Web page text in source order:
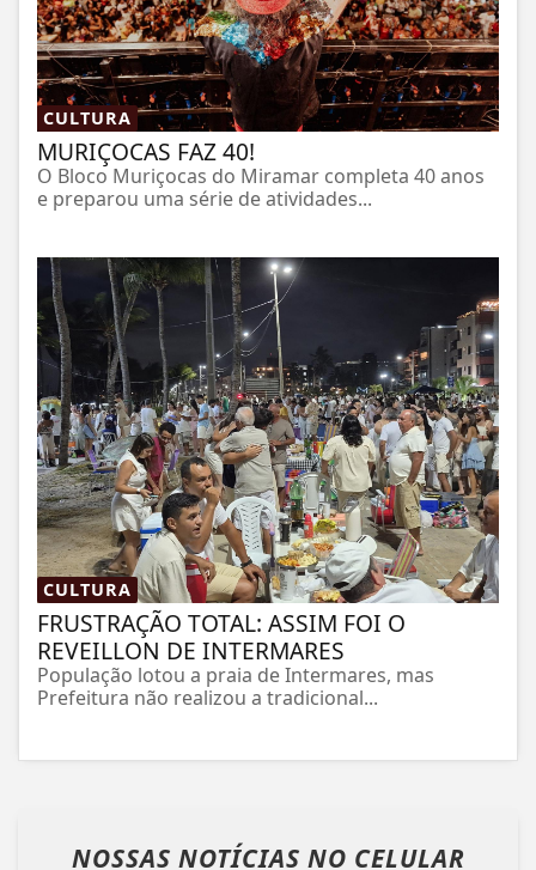
CULTURA
MURIÇOCAS FAZ 40!
O Bloco Muriçocas do Miramar completa 40 anos
e preparou uma série de atividades...
CULTURA
FRUSTRAÇÃO TOTAL: ASSIM FOI O
REVEILLON DE INTERMARES
População lotou a praia de Intermares, mas
Prefeitura não realizou a tradicional...
NOSSAS NOTÍCIAS NO CELULAR